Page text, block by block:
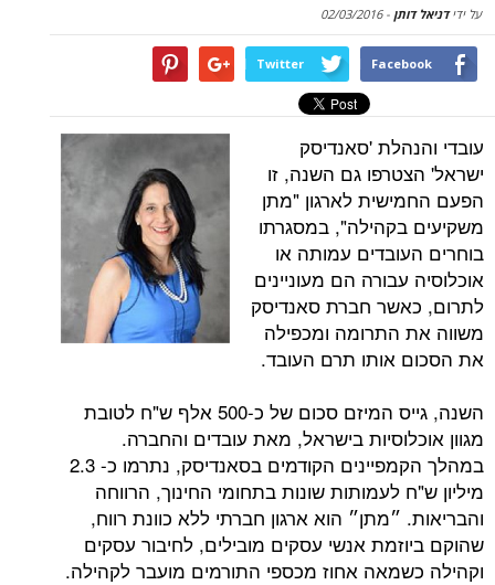
-
02/03/2016
Twitter
'סאנדיסק
גם השנה, זו
לארגון "מתן
במסגרתו
עמותה או
הם מעוניינים
חברת סאנדיסק
ומכפילה
תרם העובד.
השנה, גייס המיזם סכום של כ-500 אלף ש"ח לטובת
בישראל, מאת עובדים והחברה.
במהלך הקמפיינים הקודמים בסאנדיסק, נתרמו כ- 2.3
לעמותות שונות בתחומי החינוך, הרווחה
הוא ארגון חברתי ללא כוונת רווח,
אנשי עסקים מובילים, לחיבור עסקים
אחוז מכספי התורמים מועבר לקהילה.